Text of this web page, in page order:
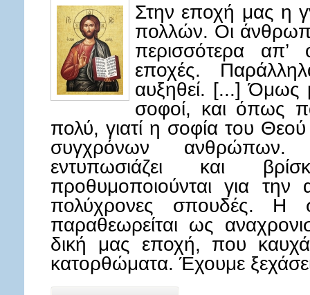
Στην εποχή μας η
πολλών. Οι
περισσότερα
εποχές.
αυξηθεί. [...] Όμως
σοφοί, και όπως
πολύ, γιατί η σοφία του
συγχρόνων
εντυπωσιάζει και
προθυμοποιούνται για
πολύχρονες σπουδές.
παραθεωρείται ως
δική μας εποχή, που
κατορθώματα. Έχουμε